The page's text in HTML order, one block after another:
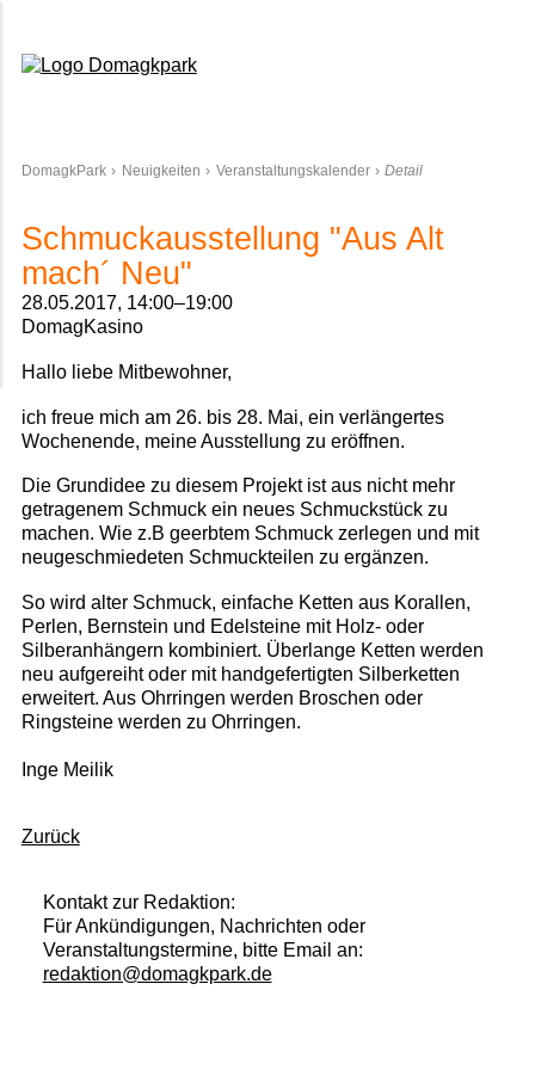
DomagkPark Neuigkeiten Veranstaltungskalender Detail
Schmuckausstellung "Aus Alt
mach´ Neu"
28.05.2017, 14:00–19:00
DomagKasino
Hallo liebe Mitbewohner,
ich freue mich am 26. bis 28. Mai, ein verlängertes
Wochenende, meine Ausstellung zu eröffnen.
Die Grundidee zu diesem Projekt ist aus nicht mehr
getragenem Schmuck ein neues Schmuckstück zu
machen. Wie z.B geerbtem Schmuck zerlegen und mit
neugeschmiedeten Schmuckteilen zu ergänzen.
So wird alter Schmuck, einfache Ketten aus Korallen,
Perlen, Bernstein und Edelsteine mit Holz- oder
Silberanhängern kombiniert. Überlange Ketten werden
neu aufgereiht oder mit handgefertigten Silberketten
erweitert. Aus Ohrringen werden Broschen oder
Ringsteine werden zu Ohrringen.
Inge Meilik
Zurück
Kontakt zur Redaktion:
Für Ankündigungen, Nachrichten oder
Veranstaltungstermine, bitte Email an:
redaktion@domagkpark.de